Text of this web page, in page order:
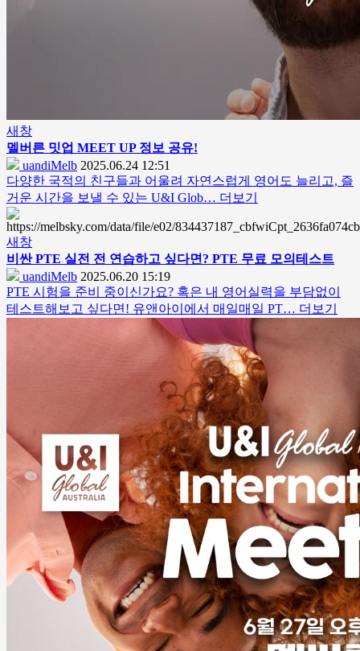
새창
멜버른 밋업 MEET UP 정보 공유!
uandiMelb 2025.06.24 12:51
다양한 국적의 친구들과 어울려 자연스럽게 영어도 늘리고, 즐
거운 시간을 보낼 수 있는 U&I Glob… 더보기
새창
비싼 PTE 실전 전 연습하고 싶다면? PTE 무료 모의테스트
uandiMelb 2025.06.20 15:19
PTE 시험을 준비 중이신가요? 혹은 내 영어실력을 부담없이
테스트해보고 싶다면! 유앤아이에서 매일매일 PT… 더보기